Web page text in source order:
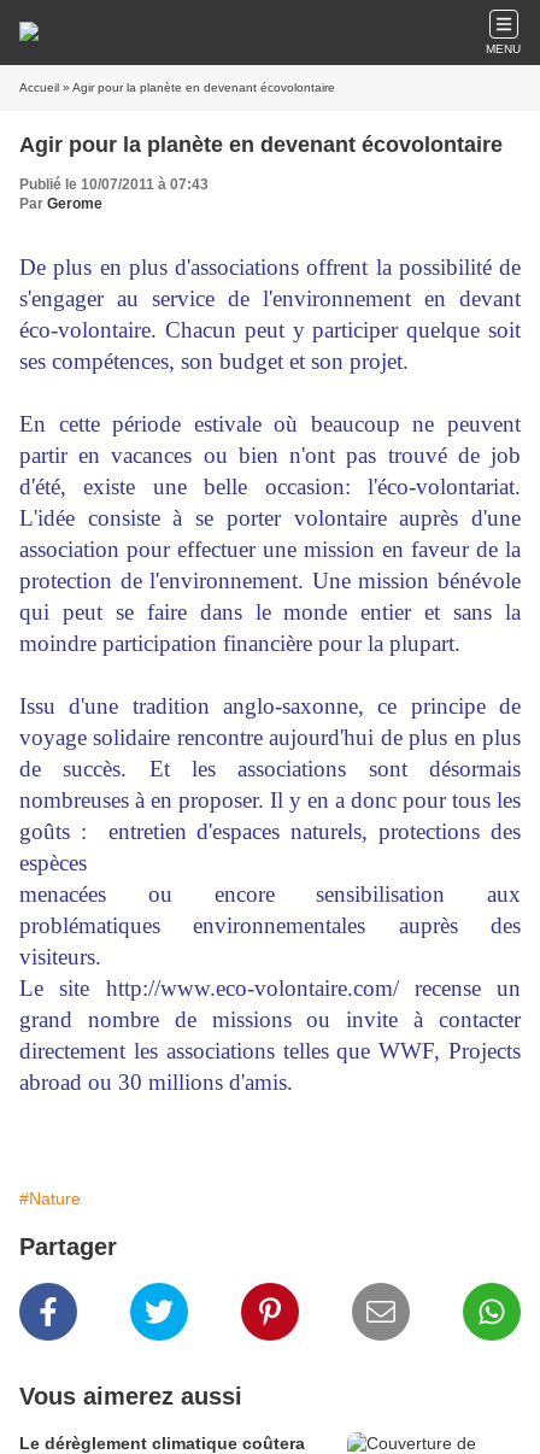
MENU
Accueil » Agir pour la planète en devenant écovolontaire
Agir pour la planète en devenant écovolontaire
Publié le 10/07/2011 à 07:43
Par Gerome
De plus en plus d'associations offrent la possibilité de
s'engager au service de l'environnement en devant
éco-volontaire. Chacun peut y participer quelque soit
ses compétences, son budget et son projet.
En cette période estivale où beaucoup ne peuvent
partir en vacances ou bien n'ont pas trouvé de job
d'été, existe une belle occasion: l'éco-volontariat.
L'idée consiste à se porter volontaire auprès d'une
association pour effectuer une mission en faveur de la
protection de l'environnement. Une mission bénévole
qui peut se faire dans le monde entier et sans la
moindre participation financière pour la plupart.
Issu d'une tradition anglo-saxonne, ce principe de
voyage solidaire rencontre aujourd'hui de plus en plus
de succès. Et les associations sont désormais
nombreuses à en proposer. Il y en a donc pour tous les
goûts : entretien d'espaces naturels, protections des
espèces
menacées ou encore sensibilisation aux
problématiques environnementales auprès des
visiteurs.
Le site http://www.eco-volontaire.com/ recense un
grand nombre de missions ou invite à contacter
directement les associations telles que WWF, Projects
abroad ou 30 millions d'amis.
#Nature
Partager
Vous aimerez aussi
Le dérèglement climatique coûtera